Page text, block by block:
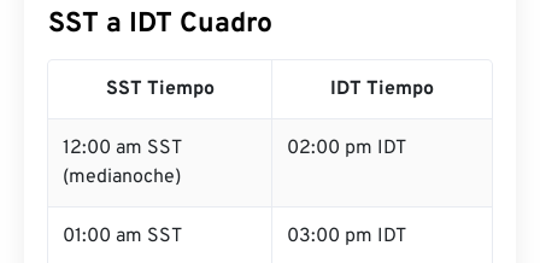
SST a IDT Cuadro
SST Tiempo IDT Tiempo
12:00 am SST
(medianoche)
02:00 pm IDT
01:00 am SST 03:00 pm IDT